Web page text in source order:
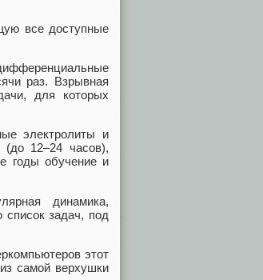
все доступные
раз. Взрывная
для которых
электролиты и
(до 12–24 часов),
годы обучение и
динамика,
список задач, под
этот
самой верхушки